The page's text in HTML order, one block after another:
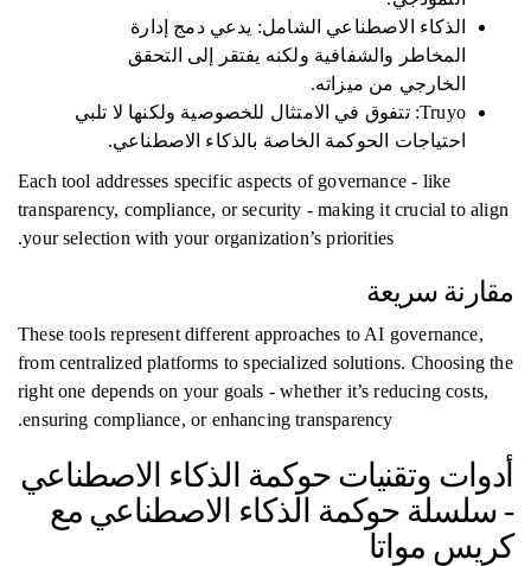
الذكاء الاصطناعي الشامل: يدعي دمج إدارة
المخاطر والشفافية ولكنه يفتقر إلى التحقق
الخارجي من ميزاته.
Truyo: تتفوق في الامتثال للخصوصية ولكنها لا تلبي
احتياجات الحوكمة الخاصة بالذكاء الاصطناعي.
Each tool addresses specific aspects of governance - like
transparency, compliance, or security - making it crucial to align
your selection with your organization’s priorities.
مقارنة سريعة
These tools represent different approaches to AI governance,
from centralized platforms to specialized solutions. Choosing the
right one depends on your goals - whether it’s reducing costs,
ensuring compliance, or enhancing transparency.
أدوات وتقنيات حوكمة الذكاء الاصطناعي
- سلسلة حوكمة الذكاء الاصطناعي مع
كريس مواتا